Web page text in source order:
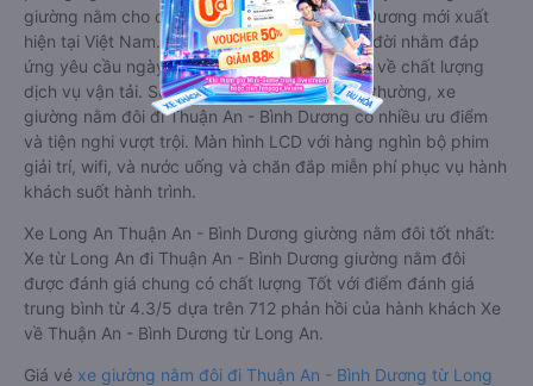
giường nằm cho cặp đôi đi Thuận An - Bình Dương mới xuất
hiện tại Việt Nam. Loại xe giường nằm đôi ra đời nhằm đáp
ứng yêu cầu ngày càng cao của khách hàng về chất lượng
dịch vụ vận tải. So với xe giường nằm thông thường, xe
giường nằm đôi đi Thuận An - Bình Dương có nhiều ưu điểm
và tiện nghi vượt trội. Màn hình LCD với hàng nghìn bộ phim
giải trí, wifi, và nước uống và chăn đắp miễn phí phục vụ hành
khách suốt hành trình.
Xe Long An Thuận An - Bình Dương giường nằm đôi tốt nhất:
Xe từ Long An đi Thuận An - Bình Dương giường nằm đôi
được đánh giá chung có chất lượng Tốt với điểm đánh giá
trung bình từ 4.3/5 dựa trên 712 phản hồi của hành khách Xe
về Thuận An - Bình Dương từ Long An.
Giá vé xe giường nằm đôi đi Thuận An - Bình Dương từ Long